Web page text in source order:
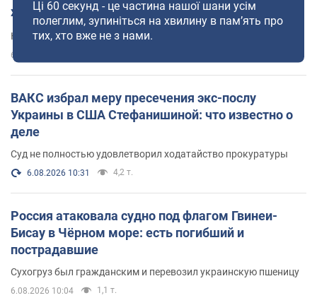
хватает
Как пересчитывают пенсии
6.08.2026 07:00
ВАКС избрал меру пресечения экс-послу
Украины в США Стефанишиной: что известно о
деле
Суд не полностью удовлетворил ходатайство прокуратуры
6.08.2026 10:31 4,2 т.
Россия атаковала судно под флагом Гвинеи-
Бисау в Чёрном море: есть погибший и
пострадавшие
Сухогруз был гражданским и перевозил украинскую пшеницу
6.08.2026 10:04 1,1 т.
Ці 60 секунд - це частина нашої шани усім
полеглим, зупиніться на хвилину в пам’ять про
тих, хто вже не з нами.